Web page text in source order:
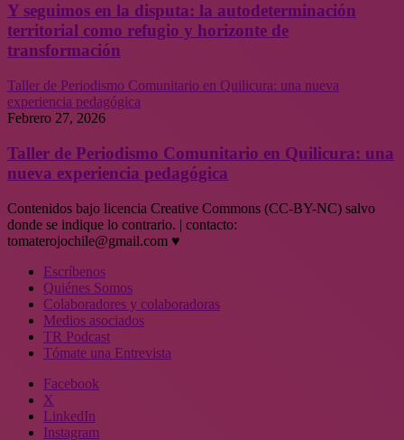
Y seguimos en la disputa: la autodeterminación
territorial como refugio y horizonte de
transformación
Taller de Periodismo Comunitario en Quilicura: una nueva
experiencia pedagógica
Febrero 27, 2026
Taller de Periodismo Comunitario en Quilicura: una
nueva experiencia pedagógica
Contenidos bajo licencia Creative Commons (CC-BY-NC) salvo
donde se indique lo contrario. | contacto:
tomaterojochile@gmail.com ♥
Escríbenos
Quiénes Somos
Colaboradores y colaboradoras
Medios asociados
TR Podcast
Tómate una Entrevista
Facebook
X
LinkedIn
Instagram